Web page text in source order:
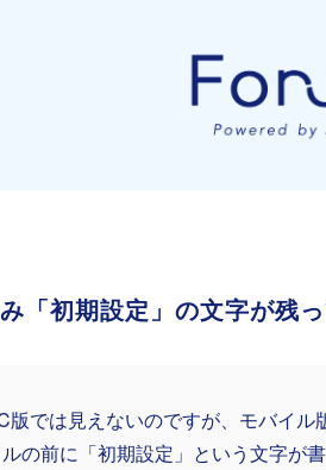
「初期設定」の文字が残
版では見えないのですが、モバイ
ルの前に「初期設定」という文字が